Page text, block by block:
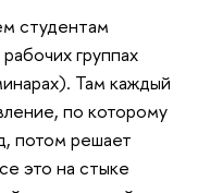
студентам
группах
Там каждый
по которому
потом решает
это на стыке